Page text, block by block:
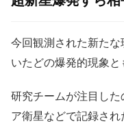
今回観測された新た
いたどの爆発的現象と
研究チームが注目した
ア衛星などで記録さ